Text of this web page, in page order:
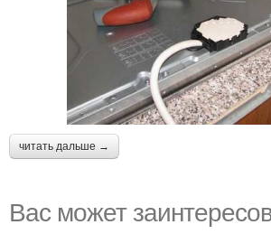
читать дальше →
Вас может